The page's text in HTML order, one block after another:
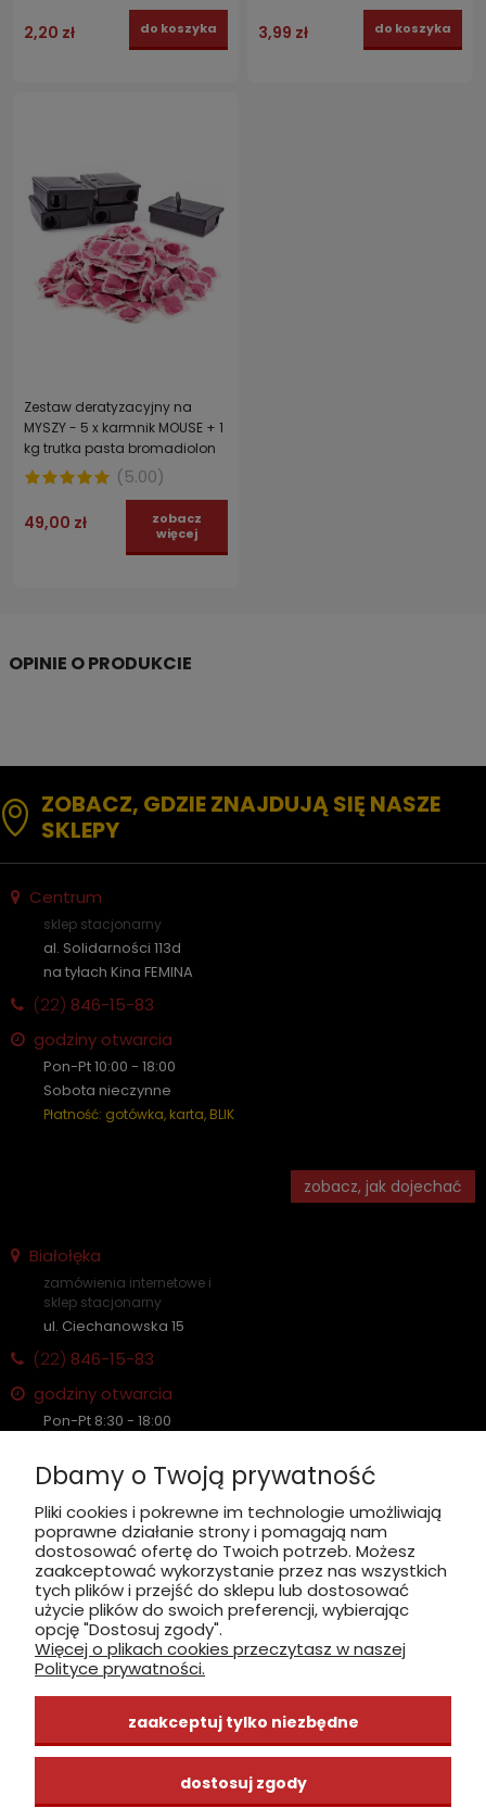
2,20 zł do koszyka 3,99 zł do koszyka
Zestaw deratyzacyjny na
MYSZY - 5 x karmnik MOUSE + 1
kg trutka pasta bromadiolon
(5.00)
49,00 zł
zobacz
więcej
ZOBACZ, GDZIE ZNAJDUJĄ SIĘ NASZE
SKLEPY
Centrum
sklep stacjonarny
al. Solidarności 113d
na tyłach Kina FEMINA
(22) 846-15-83
godziny otwarcia
Pon-Pt 10:00 - 18:00
Sobota nieczynne
Płatność: gotówka, karta, BLIK
zobacz, jak dojechać
Białołęka
zamówienia internetowe i
sklep stacjonarny
ul. Ciechanowska 15
(22) 846-15-83
godziny otwarcia
Pon-Pt 8:30 - 18:00
Płatność: gotówka, karta, BLIK
zobacz, jak dojechać
INFORMACJE
ZAKUPY
CENTRUM WIEDZY
Dbamy o Twoją prywatność
Pliki cookies i pokrewne im technologie umożliwiają
poprawne działanie strony i pomagają nam
dostosować ofertę do Twoich potrzeb. Możesz
zaakceptować wykorzystanie przez nas wszystkich
tych plików i przejść do sklepu lub dostosować
użycie plików do swoich preferencji, wybierając
opcję "Dostosuj zgody".
Więcej o plikach cookies przeczytasz w naszej
Polityce prywatności.
zaakceptuj tylko niezbędne
dostosuj zgody